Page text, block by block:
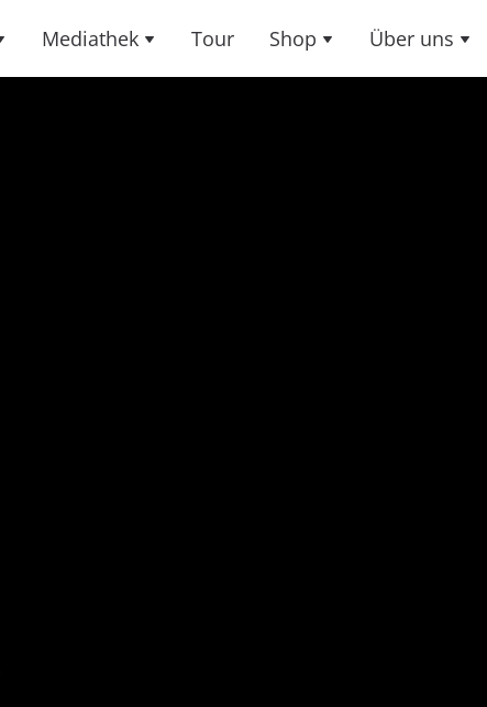
Mediathek Tour Shop Über uns